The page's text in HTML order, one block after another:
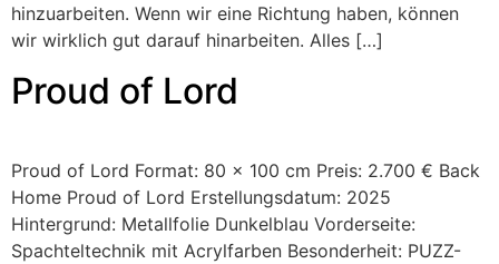
hinzuarbeiten. Wenn wir eine Richtung haben, können
wir wirklich gut darauf hinarbeiten. Alles […]
Proud of Lord
Proud of Lord Format: 80 x 100 cm Preis: 2.700 € Back
Home Proud of Lord Erstellungsdatum: 2025
Hintergrund: Metallfolie Dunkelblau Vorderseite:
Spachteltechnik mit Acrylfarben Besonderheit: PUZZ-